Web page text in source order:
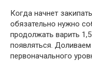
Когда начнет
обязательно нужно
продолжать варить
появляться.
первоначального